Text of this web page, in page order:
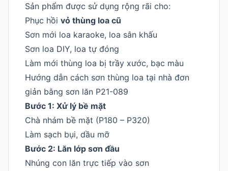
Sản phẩm được sử dụng rộng rãi cho:
Phục hồi vỏ thùng loa cũ
Sơn mới loa karaoke, loa sân khấu
Sơn loa DIY, loa tự đóng
Làm mới thùng loa bị trầy xước, bạc màu
Hướng dẫn cách sơn thùng loa tại nhà đơn
giản bằng sơn lăn P21-089
Bước 1: Xử lý bề mặt
Chà nhám bề mặt (P180 – P320)
Làm sạch bụi, dầu mỡ
Bước 2: Lăn lớp sơn đầu
Nhúng con lăn trực tiếp vào sơn